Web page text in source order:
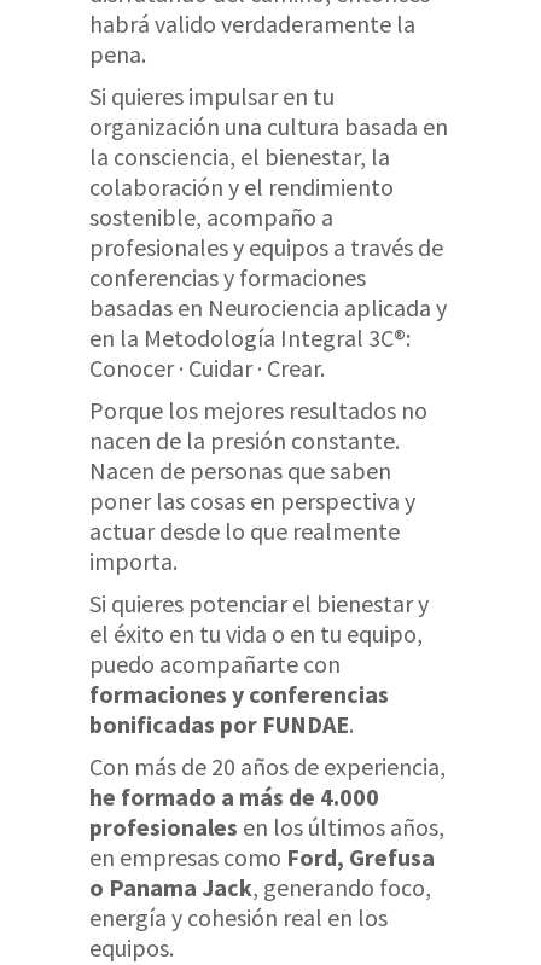
habrá valido verdaderamente la
pena.
Si quieres impulsar en tu
organización una cultura basada en
la consciencia, el bienestar, la
colaboración y el rendimiento
sostenible, acompaño a
profesionales y equipos a través de
conferencias y formaciones
basadas en Neurociencia aplicada y
en la Metodología Integral 3C®:
Conocer · Cuidar · Crear.
Porque los mejores resultados no
nacen de la presión constante.
Nacen de personas que saben
poner las cosas en perspectiva y
actuar desde lo que realmente
importa.
Si quieres potenciar el bienestar y
el éxito en tu vida o en tu equipo,
puedo acompañarte con
formaciones y conferencias
bonificadas por FUNDAE.
Con más de 20 años de experiencia,
he formado a más de 4.000
profesionales en los últimos años,
en empresas como Ford, Grefusa
o Panama Jack, generando foco,
energía y cohesión real en los
equipos.